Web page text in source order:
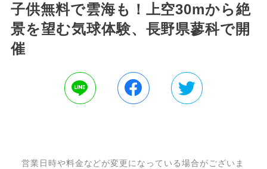
子供無料で雲海も！上空30mから絶
景を望む気球体験、長野県蓼科で開
催
営業日時や料金などが変更になっている場合がございま